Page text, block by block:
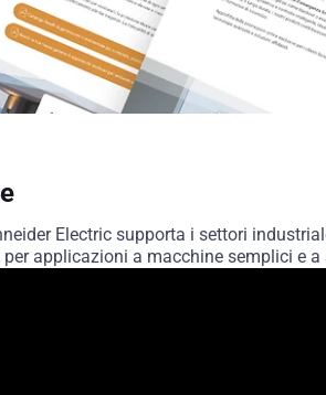
Electric supporta i settori
applicazioni a macchine semplici e